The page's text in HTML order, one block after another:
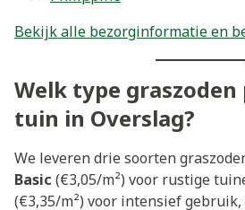
Bekijk alle bezorginformatie en
Welk type
tuin in Overslag?
We leveren drie soorten
Basic (€3,05/m²) voor rustige
(€3,35/m²) voor intensief gebruik,